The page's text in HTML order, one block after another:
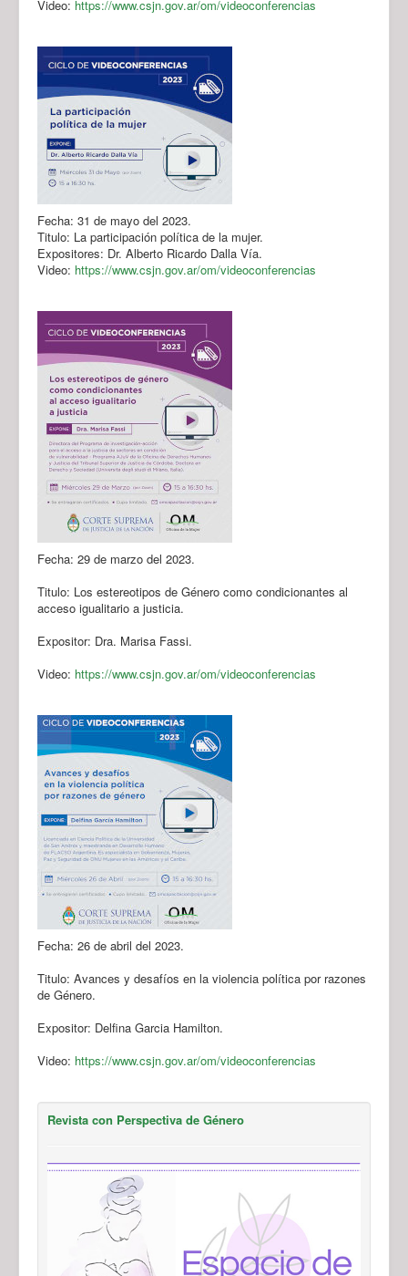
Video: https://www.csjn.gov.ar/om/videoconferencias
Fecha: 31 de mayo del 2023.
Titulo: La participación política de la mujer.
Expositores: Dr. Alberto Ricardo Dalla Vía.
Video: https://www.csjn.gov.ar/om/videoconferencias
Fecha: 29 de marzo del 2023.
Titulo: Los estereotipos de Género como condicionantes al
acceso igualitario a justicia.
Expositor: Dra. Marisa Fassi.
Video: https://www.csjn.gov.ar/om/videoconferencias
Fecha: 26 de abril del 2023.
Titulo: Avances y desafíos en la violencia política por razones
de Género.
Expositor: Delfina Garcia Hamilton.
Video: https://www.csjn.gov.ar/om/videoconferencias
Revista con Perspectiva de Género